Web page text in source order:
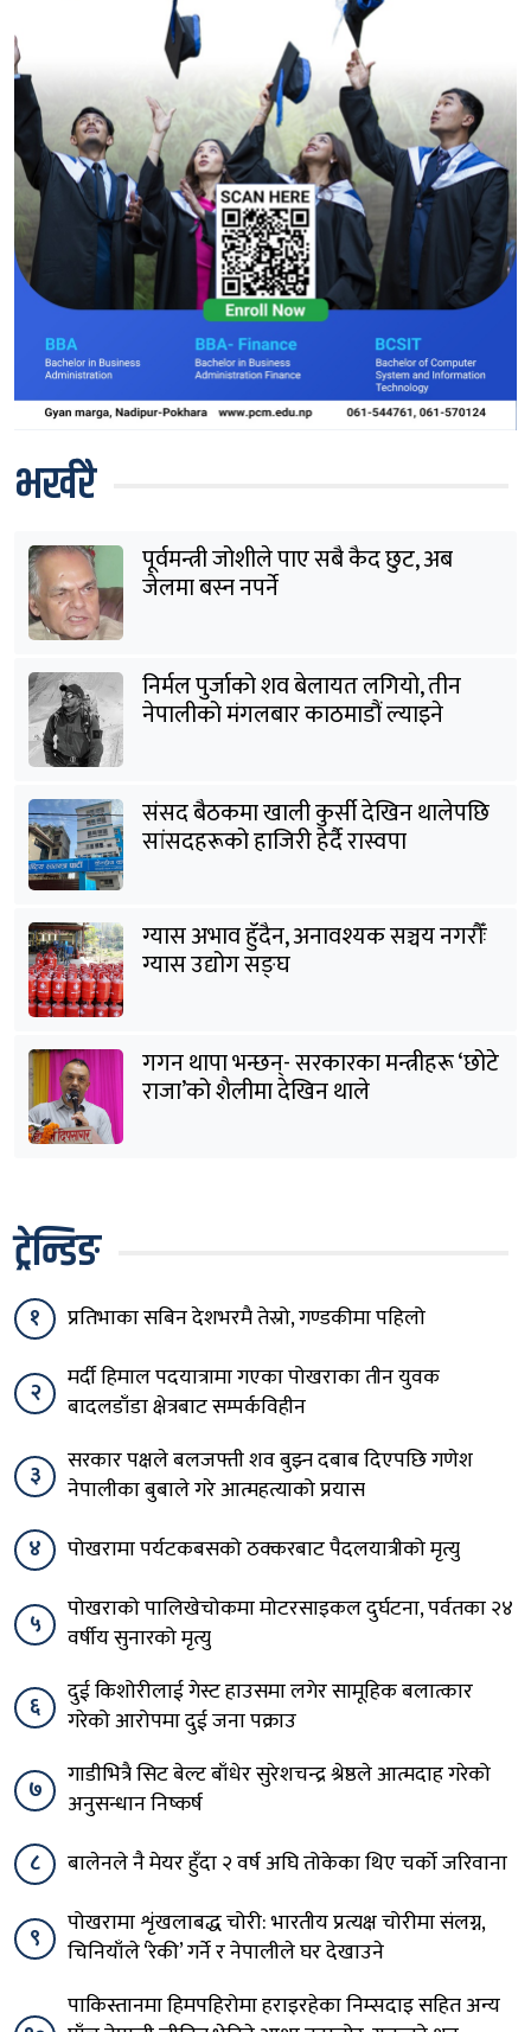
भर्खरै
पूर्वमन्त्री जोशीले पाए सबै कैद छुट, अब
जेलमा बस्न नपर्ने
निर्मल पुर्जाको शव बेलायत लगियो, तीन
नेपालीको मंगलबार काठमाडौं ल्याइने
संसद बैठकमा खाली कुर्सी देखिन थालेपछि
सांसदहरूको हाजिरी हेर्दै रास्वपा
ग्यास अभाव हुँदैन, अनावश्यक सञ्चय नगरौँः
ग्यास उद्योग सङ्घ
गगन थापा भन्छन्- सरकारका मन्त्रीहरू ‘छोटे
राजा’को शैलीमा देखिन थाले
ट्रेन्डिङ
१ प्रतिभाका सबिन देशभरमै तेस्रो, गण्डकीमा पहिलो
२
मर्दी हिमाल पदयात्रामा गएका पोखराका तीन युवक
बादलडाँडा क्षेत्रबाट सम्पर्कविहीन
३
सरकार पक्षले बलजफ्ती शव बुझ्न दबाब दिएपछि गणेश
नेपालीका बुबाले गरे आत्महत्याको प्रयास
४
पोखरामा पर्यटकबसको ठक्करबाट पैदलयात्रीको मृत्यु
५
पोखराको पालिखेचोकमा मोटरसाइकल दुर्घटना, पर्वतका २४
वर्षीय सुनारको मृत्यु
६
दुई किशोरीलाई गेस्ट हाउसमा लगेर सामूहिक बलात्कार
गरेको आरोपमा दुई जना पक्राउ
७
गाडीभित्रै सिट बेल्ट बाँधेर सुरेशचन्द्र श्रेष्ठले आत्मदाह गरेको
अनुसन्धान निष्कर्ष
८
बालेनले नै मेयर हुँदा २ वर्ष अघि तोकेका थिए चर्को जरिवाना
९
पोखरामा शृंखलाबद्ध चोरी: भारतीय प्रत्यक्ष चोरीमा संलग्न,
चिनियाँले ‘रेकी’ गर्ने र नेपालीले घर देखाउने
पाकिस्तानमा हिमपहिरोमा हराइरहेका निम्सदाइ सहित अन्य